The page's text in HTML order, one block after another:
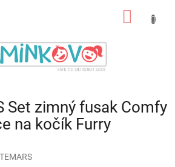
Set zimný fusak Comfy
na kočík Furry